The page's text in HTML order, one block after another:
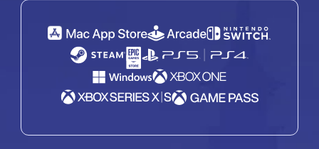
Italiano
Español
Deutsch